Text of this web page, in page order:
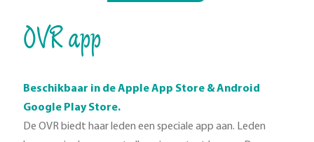
OVR app
Beschikbaar in de Apple App Store & Android
Google Play Store.
De OVR biedt haar leden een speciale app aan. Leden